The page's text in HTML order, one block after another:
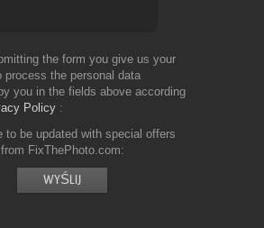
the form you give us your
process the personal data
you in the fields above according
Policy
to be updated with special offers
FixThePhoto.com